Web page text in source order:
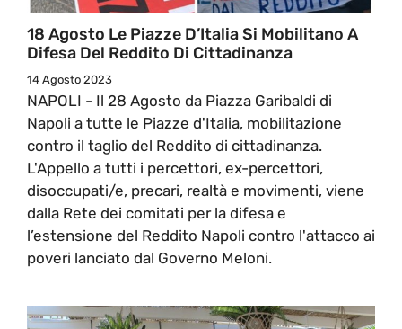
18 Agosto Le Piazze D’Italia Si Mobilitano A
Difesa Del Reddito Di Cittadinanza
14 Agosto 2023
NAPOLI - Il 28 Agosto da Piazza Garibaldi di
Napoli a tutte le Piazze d'Italia, mobilitazione
contro il taglio del Reddito di cittadinanza.
L'Appello a tutti i percettori, ex-percettori,
disoccupati/e, precari, realtà e movimenti, viene
dalla Rete dei comitati per la difesa e
l’estensione del Reddito Napoli contro l'attacco ai
poveri lanciato dal Governo Meloni.